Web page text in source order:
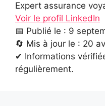
Expert assurance
Voir le profil LinkedIn
📅 Publié le : 9
🔄 Mis à jour le : 20
✔ Informations
régulièrement.